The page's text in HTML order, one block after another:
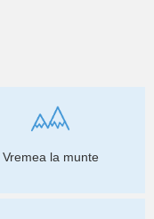
Vremea la munte